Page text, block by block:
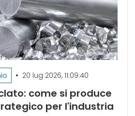
• 20 lug 2026, 11:09:40
come si produce
per l'industria